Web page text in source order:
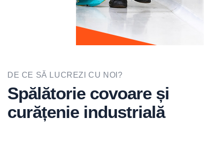
DE CE SĂ LUCREZI CU NOI?
Spălătorie covoare și
curățenie industrială